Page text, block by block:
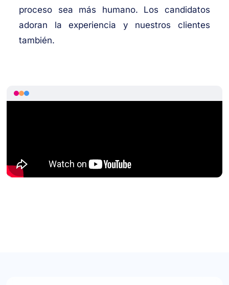
proceso sea más humano. Los candidatos
adoran la experiencia y nuestros clientes
también.